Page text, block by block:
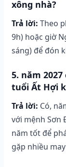
xông nhà?
Trả lời: Theo
9h) hoặc giờ
sáng) để đón
5. năm
tuổi Ất Hợi
Trả lời: Có,
với mệnh Sơn
năm tốt để
gặp nhiều